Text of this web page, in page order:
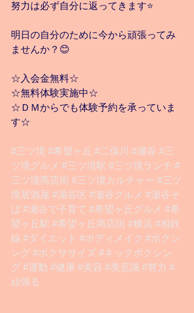
努力は必ず自分に返ってきます⭐️
明日の自分のために今から頑張ってみ
ませんか？😊
☆入会金無料☆
☆無料体験実施中☆
☆ＤＭからでも体験予約を承っていま
す☆
#三ツ境 #希望ヶ丘 #二俣川 #瀬谷 #三
ツ境グルメ #三ツ境駅 #三ツ境ランチ #
三ツ境商店街 #三ツ境カルチャー #三ツ
境居酒屋 #瀬谷区 #瀬谷グルメ #瀬谷そ
ば #瀬谷で子育て #希望ヶ丘グルメ #希
望ヶ丘駅 #希望ヶ丘商店街 #横浜 #相鉄
線 #ダイエット #ボディメイク #ボクシ
ング #ボクササイズ #キックボクシン
グ #運動 #健康 #美容 #美意識 #努力 #
頑張る